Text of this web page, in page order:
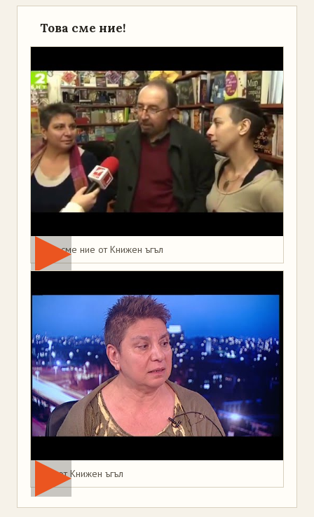
Това сме ние!
Това сме ние от Книжен ъгъл
Мая от Книжен ъгъл